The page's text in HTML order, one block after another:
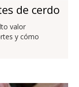
de cerdo
valor
y cómo